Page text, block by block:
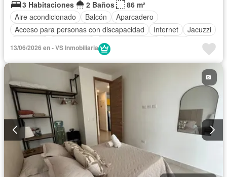
3 Habitaciones 2 Baños
86 m²
Aire acondicionado
Balcón
Aparcadero
Acceso para personas con discapacidad
Internet
Jacuzzi
Vista panorámica
Piscina
13/06/2026 en - VS Inmobiliaria